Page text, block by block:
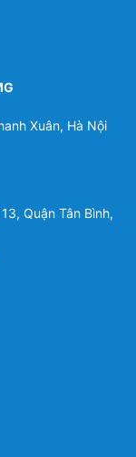
Xuân, Hà Nội
Quận Tân Bình,